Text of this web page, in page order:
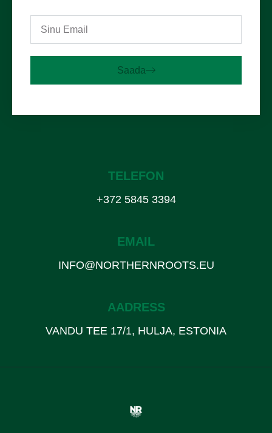
Saada
TELEFON
+372 5845 3394
EMAIL
INFO@NORTHERNROOTS.EU
AADRESS
VANDU TEE 17/1, HULJA, ESTONIA